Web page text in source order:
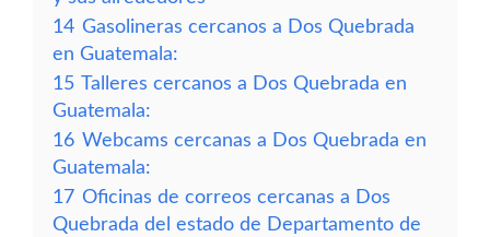
14 Gasolineras cercanos a Dos Quebrada
en Guatemala:
15 Talleres cercanos a Dos Quebrada en
Guatemala:
16 Webcams cercanas a Dos Quebrada en
Guatemala:
17 Oficinas de correos cercanas a Dos
Quebrada del estado de Departamento de